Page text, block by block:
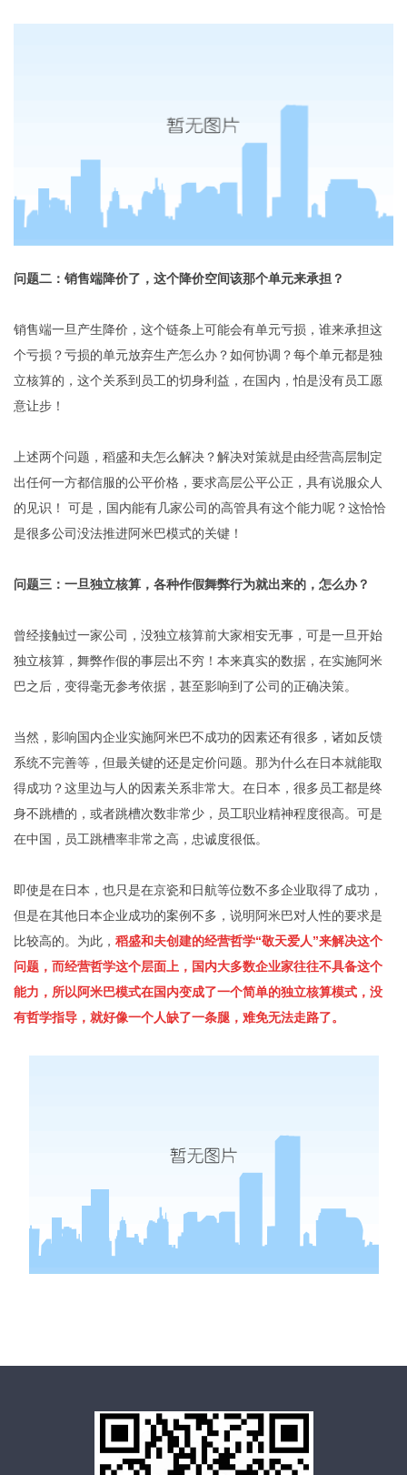
问题二：销售端降价了，这个降价空间该那个单元来承担？
销售端一旦产生降价，这个链条上可能会有单元亏损，谁来承担这
个亏损？亏损的单元放弃生产怎么办？如何协调？每个单元都是独
立核算的，这个关系到员工的切身利益，在国内，怕是没有员工愿
意让步！
上述两个问题，稻盛和夫怎么解决？解决对策就是由经营高层制定
出任何一方都信服的公平价格，要求高层公平公正，具有说服众人
的见识！ 可是，国内能有几家公司的高管具有这个能力呢？这恰恰
是很多公司没法推进阿米巴模式的关键！
问题三：一旦独立核算，各种作假舞弊行为就出来的，怎么办？
曾经接触过一家公司，没独立核算前大家相安无事，可是一旦开始
独立核算，舞弊作假的事层出不穷！本来真实的数据，在实施阿米
巴之后，变得毫无参考依据，甚至影响到了公司的正确决策。
当然，影响国内企业实施阿米巴不成功的因素还有很多，诸如反馈
系统不完善等，但最关键的还是定价问题。那为什么在日本就能取
得成功？这里边与人的因素关系非常大。在日本，很多员工都是终
身不跳槽的，或者跳槽次数非常少，员工职业精神程度很高。可是
在中国，员工跳槽率非常之高，忠诚度很低。
即使是在日本，也只是在京瓷和日航等位数不多企业取得了成功，
但是在其他日本企业成功的案例不多，说明阿米巴对人性的要求是
比较高的。为此， 稻盛和夫创建的经营哲学“敬天爱人”来解决这个
问题，而经营哲学这个层面上，国内大多数企业家往往不具备这个
能力，所以阿米巴模式在国内变成了一个简单的独立核算模式，没
有哲学指导，就好像一个人缺了一条腿，难免无法走路了。